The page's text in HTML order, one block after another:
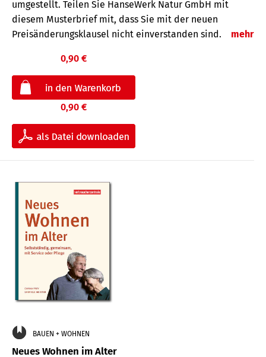
umgestellt. Teilen Sie HanseWerk Natur GmbH mit
diesem Musterbrief mit, dass Sie mit der neuen
Preisänderungsklausel nicht einverstanden sind.
mehr
0,90 €
0,90 €
BAUEN + WOHNEN
Neues Wohnen im Alter